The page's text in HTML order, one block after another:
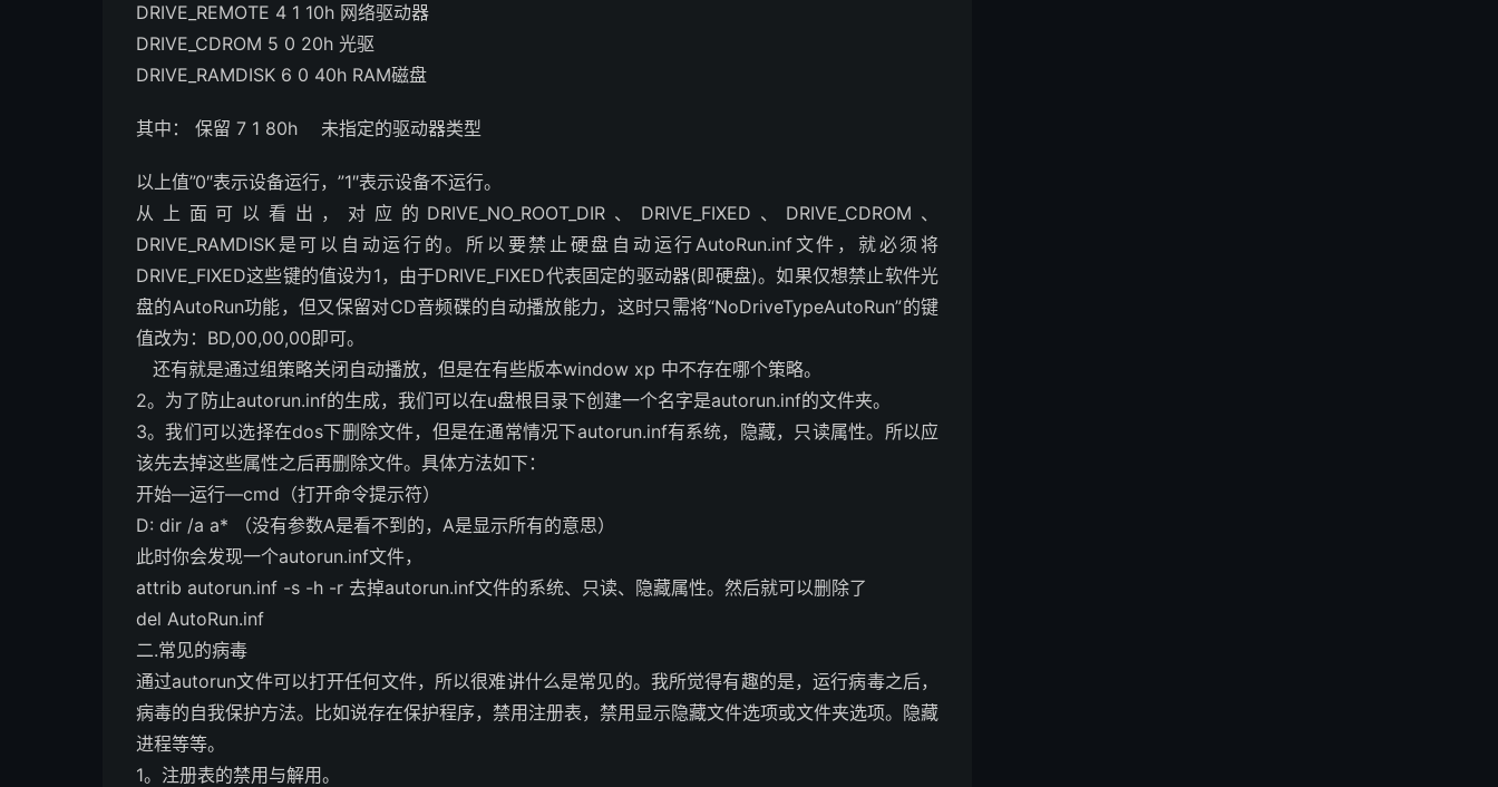
DRIVE_REMOTE 4 1 10h 网络驱动器
DRIVE_CDROM 5 0 20h 光驱
DRIVE_RAMDISK 6 0 40h RAM磁盘
其中： 保留 7 1 80h 未指定的驱动器类型
以上值”0″表示设备运行，”1″表示设备不运行。
从上面可以看出，对应的DRIVE_NO_ROOT_DIR、DRIVE_FIXED、DRIVE_CDROM、
DRIVE_RAMDISK是可以自动运行的。所以要禁止硬盘自动运行AutoRun.inf文件，就必须将
DRIVE_FIXED这些键的值设为1，由于DRIVE_FIXED代表固定的驱动器(即硬盘)。如果仅想禁止软件光
盘的AutoRun功能，但又保留对CD音频碟的自动播放能力，这时只需将“NoDriveTypeAutoRun”的键
值改为：BD,00,00,00即可。
还有就是通过组策略关闭自动播放，但是在有些版本window xp 中不存在哪个策略。
2。为了防止autorun.inf的生成，我们可以在u盘根目录下创建一个名字是autorun.inf的文件夹。
3。我们可以选择在dos下删除文件，但是在通常情况下autorun.inf有系统，隐藏，只读属性。所以应
该先去掉这些属性之后再删除文件。具体方法如下：
开始—运行—cmd（打开命令提示符）
D: dir /a a* （没有参数A是看不到的，A是显示所有的意思）
此时你会发现一个autorun.inf文件，
attrib autorun.inf -s -h -r 去掉autorun.inf文件的系统、只读、隐藏属性。然后就可以删除了
del AutoRun.inf
二.常见的病毒
通过autorun文件可以打开任何文件，所以很难讲什么是常见的。我所觉得有趣的是，运行病毒之后，
病毒的自我保护方法。比如说存在保护程序，禁用注册表，禁用显示隐藏文件选项或文件夹选项。隐藏
进程等等。
1。注册表的禁用与解用。